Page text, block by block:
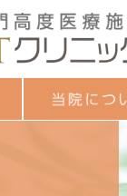
個人情報保護方針